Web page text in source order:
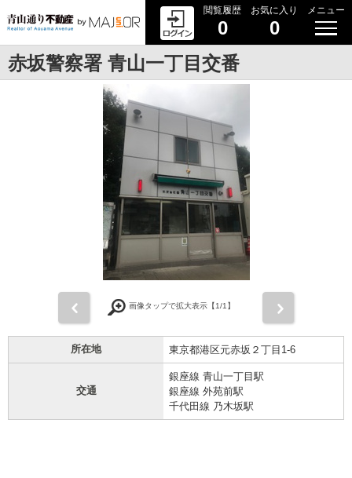
閲覧履歴
0
お気に入り
0
メニュー
赤坂警察署 青山一丁目交番
画像タップで拡大表示【1/1】
所在地 東京都港区元赤坂２丁目1-6
交通
銀座線 青山一丁目駅
銀座線 外苑前駅
千代田線 乃木坂駅